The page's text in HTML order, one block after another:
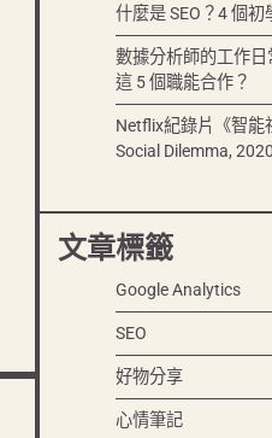
什麼是 SEO？4 個初
數據分析師的工作
這 5 個職能合作？
Netflix紀錄片《智能
Social Dilemma,
文章標籤
Google Analytics
SEO
好物分享
心情筆記